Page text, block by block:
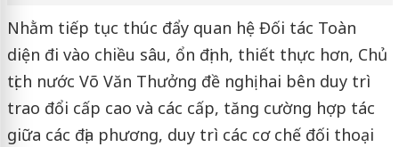
Nhằm tiếp tục thúc đẩy quan hệ Đối tác Toàn
diện đi vào chiều sâu, ổn định, thiết thực hơn, Chủ
tịch nước Võ Văn Thưởng đề nghị hai bên duy trì
trao đổi cấp cao và các cấp, tăng cường hợp tác
giữa các địa phương, duy trì các cơ chế đối thoại